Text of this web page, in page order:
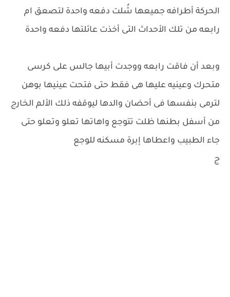
الحركة أطرافه جميعها شُلت دفعه واحدة لتصعق ام
رابعه من تلك الأحداث التى أخذت عائلتها دفعه واحدة
وبعد أن فاقت رابعه ووجدت أبيها جالس على كرسى
متحرك وعينيه عليها هى فقط حتى فتحت عينيها بوهن
لترمى بنفسها فى أحضان والدها ليوقفه ذلك الألم الخارج
من أسفل بطنها ظلت تتوجع واهاتها تعلو وتعلو حتى
جاء الطبيب واعطاها إبرة مسكنه للوجع
ج